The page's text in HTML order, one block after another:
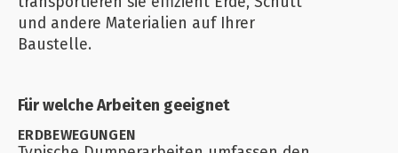
und andere Materialien auf Ihrer
Baustelle.
Für welche Arbeiten geeignet
ERDBEWEGUNGEN